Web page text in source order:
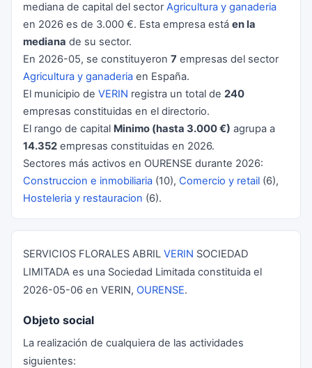
mediana de capital del sectorAgricultura y ganaderia
en 2026 es de 3.000 €. Esta empresa está en la
mediana de su sector.
En 2026-05, se constituyeron 7 empresas del sector
Agricultura y ganaderia en España.
El municipio de VERIN registra un total de 240
empresas constituidas en el directorio.
El rango de capital Minimo (hasta 3.000 €) agrupa a
14.352 empresas constituidas en 2026.
Sectores más activos en OURENSE durante 2026:
Construccion e inmobiliaria (10), Comercio y retail (6),
Hosteleria y restauracion (6).
SERVICIOS FLORALES ABRIL VERIN SOCIEDAD
LIMITADA es una Sociedad Limitada constituida el
2026-05-06 en VERIN, OURENSE.
Objeto social
La realización de cualquiera de las actividades
siguientes: